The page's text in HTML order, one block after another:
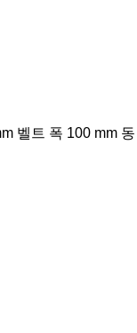
벨트 폭 100 mm 동